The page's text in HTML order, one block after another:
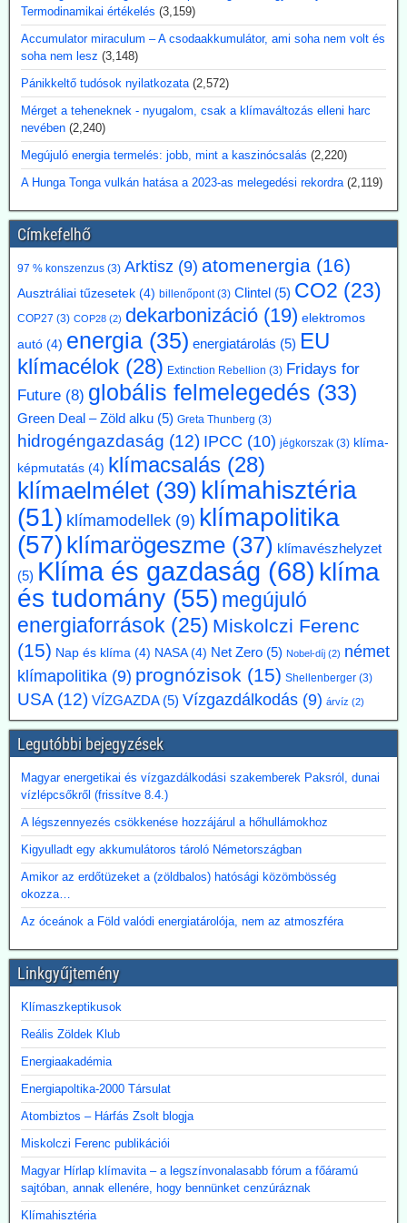
üzemeltetés.
Kommentárunk: Véleményünk szerint az utalás a 3D-nyomtatóra
egy figyelemfölkeltő reklámfogás - egy reaktor igényesebb annál,
hogy a 3D-nyomtatóra bízzuk megépítését.
2026.07.17. Blackout News: Argentína
magánbefektetői finanszírozással kíván
atomerőművet létesíteni
Argentína az Atucha-i atomerőmű-telepen egy új, körülbelül 300
megawatt teljesítményű atomreaktort kíván építeni. A projektet
összege várhatóan eléri az 1,2 milliárd amerikai dollárt. Luis Caputo
gazdasági miniszter július elején mutatta be a terveket a projekt
ACR-300 nevű argentin reaktortervet kívánja elsőként kereskedelmi
célokra megvalósítani.
Kommentárunk: Ezek szerint Argentínáról nemcsak pénzügy
válságok említése során hallhatunk, hanem nukleáris technológiánál
is. A 300 MW Paks II teljesítményének kb. egyhetede.
2026.07.17. Blackout News: A német RWE
vezérigazgatója a német - az uniós vállalásoknál
5 évvel előbbre hozott - klímacélok eltörlését kéri
Markus Krebber, az RWE vezérigazgatója azt követeli, hogy
hosszabbítsák meg a német klímacélok elérése határidejét, és a
klímasemlegességet 2045-ről 2050-re halasszák el. Úgy véli, hogy a
korábbi, az EU 2050-es célévétől eltérő német „különút” gazdasági
szempontból káros és klímapolitikai szempontból hatástalan.
Vassiliadis, szakszervezeti vezetője támogatja a kezdeményezést,
mivel a magas energiaköltségek, a gyenge konjunktúra és a rövid
beruházási határidők elsősorban az energiaintenzív vállalkozásokat
terhelik. A törvényes cél azonban továbbra is érvényben marad,
amíg a Bundestag nem módosítja az éghajlatvédelmi törvényt.
Kommentárunk: Az öt év halasztás kb. annyit jelent, mint
fuldoklónak a szalmaszál. És evvel a két idézett vezető is tisztában
van.
2026.07.17. Műszaki Magazin: A BME kutatói
segítenek kideríteni, hogyan lehetne Budapestre
vinni a paksi hőt
Az atomerőmű hulladékhőjének a fővárosi távfűtésben történő
ígéretes elképzelés.
A főváros távhőrendszerét üzemeltető Budapesti Közművek (BKM)
több hónapig tartó tárgyalások után megbízási szerződést kötött a
BME-vel egy döntést megalapozó tanulmány közös elkészítésére a
Paksi Atomerőmű hőjének a fővárosi távfűtési rendszerbe való
eljuttatása lehetőségéről.
Termodinamikai értékelés (3,159)
Accumulator miraculum – A csodaakkumulátor, ami soha nem volt és
soha nem lesz (3,148)
Pánikkeltő tudósok nyilatkozata (2,572)
Mérget a teheneknek - nyugalom, csak a klímaváltozás elleni harc
nevében (2,240)
Megújuló energia termelés: jobb, mint a kaszinócsalás (2,220)
A Hunga Tonga vulkán hatása a 2023-as melegedési rekordra (2,119)
Címkefelhő
97 % konszenzus (3) Arktisz (9) atomenergia (16)
Ausztráliai tűzesetek (4) billenőpont(3) Clintel (5) CO2 (23)
COP27 (3) COP28 (2) dekarbonizáció (19) elektromos
autó (4) energia (35) energiatárolás (5) EU
klímacélok (28) Extinction Rebellion (3) Fridays for
Future (8) globális felmelegedés (33)
Green Deal – Zöld alku (5) Greta Thunberg (3)
hidrogéngazdaság (12) IPCC (10) jégkorszak (3) klíma-
képmutatás (4) klímacsalás (28)
klímaelmélet (39) klímahisztéria
(51) klímamodellek (9) klímapolitika
(57) klímarögeszme (37) klímavészhelyzet
(5) Klíma és gazdaság (68) klíma
és tudomány (55) megújuló
energiaforrások (25) Miskolczi Ferenc
(15) Nap és klíma (4) NASA(4) Net Zero (5) Nobel-díj (2) német
klímapolitika (9) prognózisok (15) Shellenberger (3)
USA(12) VÍZGAZDA(5) Vízgazdálkodás (9) árvíz (2)
Legutóbbi bejegyzések
Magyar energetikai és vízgazdálkodási szakemberek Paksról, dunai
vízlépcsőkről (frissítve 8.4.)
A légszennyezés csökkenése hozzájárul a hőhullámokhoz
Kigyulladt egy akkumulátoros tároló Németországban
Amikor az erdőtüzeket a (zöldbalos) hatósági közömbösség
okozza…
Az óceánok a Föld valódi energiatárolója, nem az atmoszféra
Linkgyűjtemény
Klímaszkeptikusok
Reális Zöldek Klub
Energiaakadémia
Energiapoltika-2000 Társulat
Atombiztos – Hárfás Zsolt blogja
Miskolczi Ferenc publikációi
Magyar Hírlap klímavita – a legszínvonalasabb fórum a főáramú
sajtóban, annak ellenére, hogy bennünket cenzúráznak
Klímahisztéria